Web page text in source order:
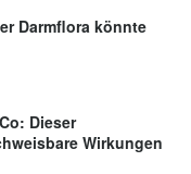
Darmflora könnte
Dieser
Wirkungen